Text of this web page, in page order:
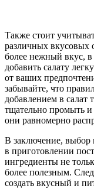
Также стоит
различных вкусовых
более нежный вкус,
добавить салату
от ваших
забывайте, что
добавлением в салат
тщательно промыть и
они равномерно
В заключение, выбор
в приготовлении
ингредиенты не
более полезным.
создать вкусный и